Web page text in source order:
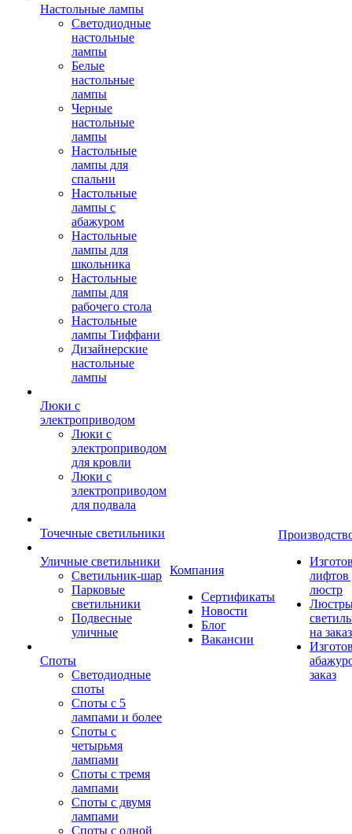
Настольные лампы
Светодиодные
настольные
лампы
Белые
настольные
лампы
Черные
настольные
лампы
Настольные
лампы для
спальни
Настольные
лампы с
абажуром
Настольные
лампы для
школьника
Настольные
лампы для
рабочего стола
Настольные
лампы Тиффани
Дизайнерские
настольные
лампы
Люки с
электроприводом
Люки с
электроприводом
для кровли
Люки с
электроприводом
для подвала
Точечные светильники
Уличные светильники
Светильник-шар
Парковые
светильники
Подвесные
уличные
Споты
Светодиодные
споты
Споты с 5
лампами и более
Споты с
четырьмя
лампами
Споты с тремя
лампами
Споты с двумя
лампами
Споты с одной
Компания
Сертификаты
Новости
Блог
Вакансии
лифтов
люстр
на заказ
заказ